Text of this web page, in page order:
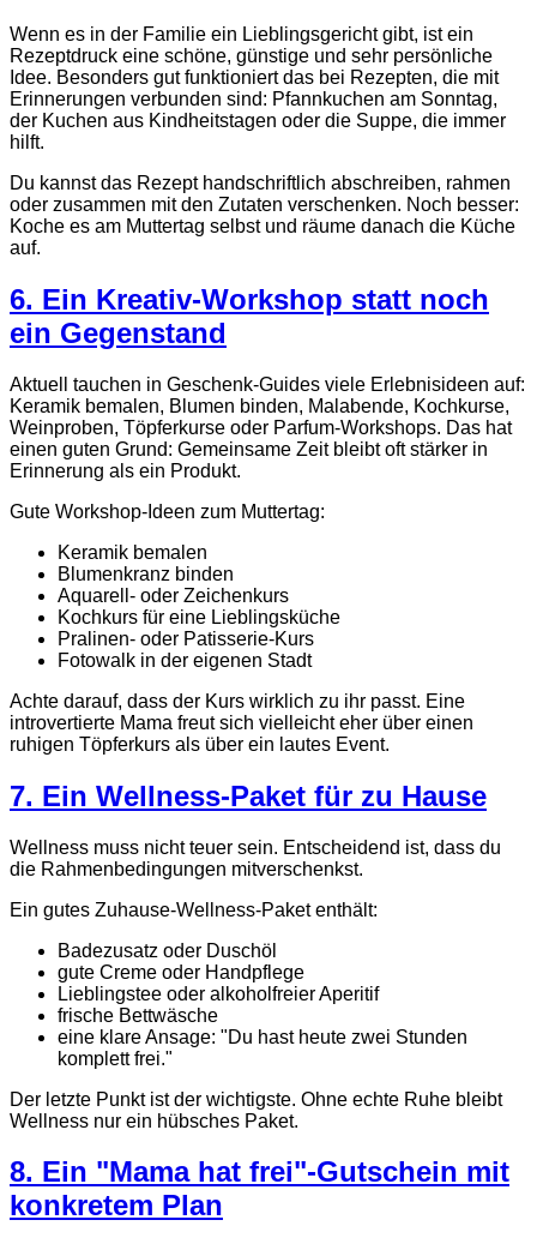
Wenn es in der Familie ein Lieblingsgericht gibt, ist ein
Rezeptdruck eine schöne, günstige und sehr persönliche
Idee. Besonders gut funktioniert das bei Rezepten, die mit
Erinnerungen verbunden sind: Pfannkuchen am Sonntag,
der Kuchen aus Kindheitstagen oder die Suppe, die immer
hilft.
Du kannst das Rezept handschriftlich abschreiben, rahmen
oder zusammen mit den Zutaten verschenken. Noch besser:
Koche es am Muttertag selbst und räume danach die Küche
auf.
6. Ein Kreativ-Workshop statt noch
ein Gegenstand
Aktuell tauchen in Geschenk-Guides viele Erlebnisideen auf:
Keramik bemalen, Blumen binden, Malabende, Kochkurse,
Weinproben, Töpferkurse oder Parfum-Workshops. Das hat
einen guten Grund: Gemeinsame Zeit bleibt oft stärker in
Erinnerung als ein Produkt.
Gute Workshop-Ideen zum Muttertag:
Keramik bemalen
Blumenkranz binden
Aquarell- oder Zeichenkurs
Kochkurs für eine Lieblingsküche
Pralinen- oder Patisserie-Kurs
Fotowalk in der eigenen Stadt
Achte darauf, dass der Kurs wirklich zu ihr passt. Eine
introvertierte Mama freut sich vielleicht eher über einen
ruhigen Töpferkurs als über ein lautes Event.
7. Ein Wellness-Paket für zu Hause
Wellness muss nicht teuer sein. Entscheidend ist, dass du
die Rahmenbedingungen mitverschenkst.
Ein gutes Zuhause-Wellness-Paket enthält:
Badezusatz oder Duschöl
gute Creme oder Handpflege
Lieblingstee oder alkoholfreier Aperitif
frische Bettwäsche
eine klare Ansage: "Du hast heute zwei Stunden
komplett frei."
Der letzte Punkt ist der wichtigste. Ohne echte Ruhe bleibt
Wellness nur ein hübsches Paket.
8. Ein "Mama hat frei"-Gutschein mit
konkretem Plan